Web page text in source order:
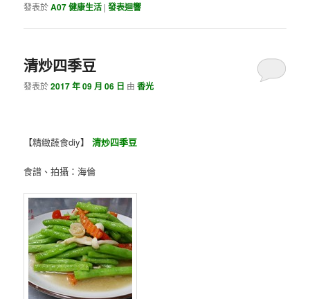
發表於A07 健康生活 |發表迴響
清炒四季豆
發表於2017 年 09 月 06 日 由香光
【精緻蔬食diy】 清炒四季豆
食譜、拍攝：海倫